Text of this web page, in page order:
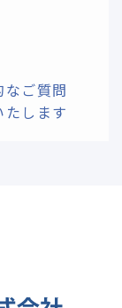
ご質問
します